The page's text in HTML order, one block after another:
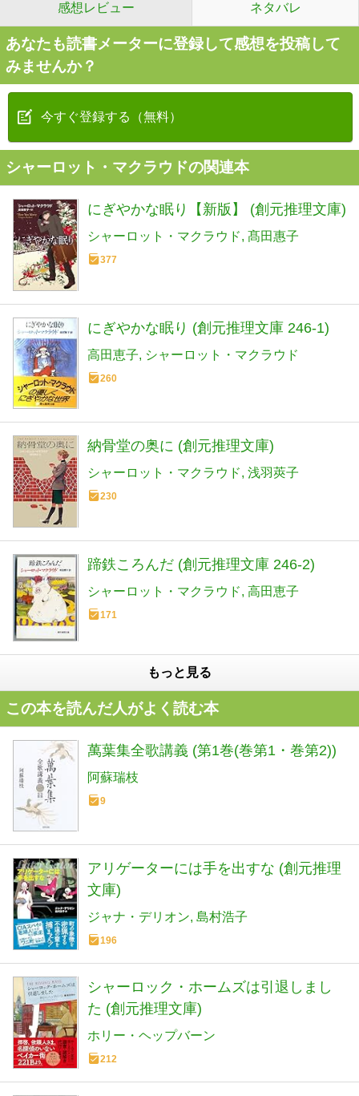
感想レビュー ネタバレ
あなたも読書メーターに登録して感想を投稿して
みませんか？
今すぐ登録する（無料）
シャーロット・マクラウドの関連本
にぎやかな眠り【新版】 (創元推理文庫)
シャーロット・マクラウド 髙田惠子
377
にぎやかな眠り (創元推理文庫 246-1)
高田恵子 シャーロット・マクラウド
260
納骨堂の奥に (創元推理文庫)
シャーロット・マクラウド 浅羽莢子
230
蹄鉄ころんだ (創元推理文庫 246-2)
シャーロット・マクラウド 高田恵子
171
もっと見る
この本を読んだ人がよく読む本
萬葉集全歌講義 (第1巻(巻第1・巻第2))
阿蘇瑞枝
9
アリゲーターには手を出すな (創元推理
文庫)
ジャナ・デリオン 島村浩子
196
シャーロック・ホームズは引退しまし
た (創元推理文庫)
ホリー・ヘップバーン
212